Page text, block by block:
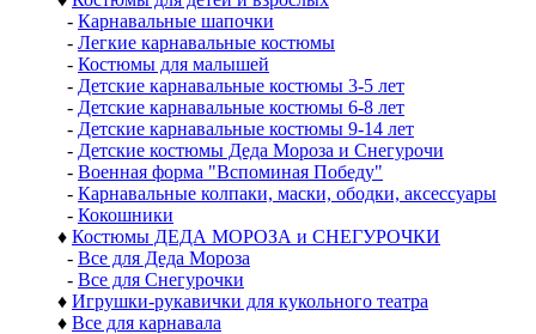
- Карнавальные шапочки
- Легкие карнавальные костюмы
- Костюмы для малышей
- Детские карнавальные костюмы 3-5 лет
- Детские карнавальные костюмы 6-8 лет
- Детские карнавальные костюмы 9-14 лет
- Детские костюмы Деда Мороза и Снегурочи
- Военная форма "Вспоминая Победу"
- Карнавальные колпаки, маски, ободки, аксессуары
- Кокошники
♦ Костюмы ДЕДА МОРОЗА и СНЕГУРОЧКИ
- Все для Деда Мороза
- Все для Снегурочки
♦ Игрушки-рукавички для кукольного театра
♦ Все для карнавала